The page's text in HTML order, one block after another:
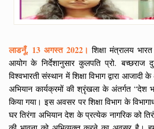
लाडनूँ, 13 अगस्त 2022। शिक्षा मंत्रालय
आयोग के निर्देशानुसार कुलपति प्रो.
विश्वभारती संस्थान में शिक्षा विभाग द्वारा आजादी
अभियान कार्यक्रमों की श्रृंखला के अंतर्गत “देश
किया गया। इस अवसर पर शिक्षा विभाग के
घर तिरंगा अभियान देश के प्रत्येक नागरिक को